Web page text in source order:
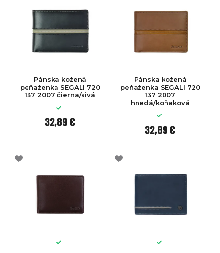
Pánska kožená
peňaženka SEGALI 720
137 2007 čierna/sivá
32,89 €
Pánska kožená
peňaženka SEGALI 720
137 2007
hnedá/koňaková
32,89 €